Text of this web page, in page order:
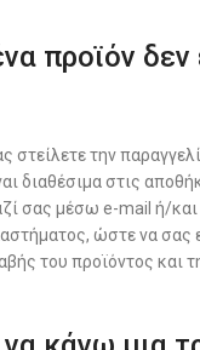
προϊόν δεν
στείλετε την
διαθέσιμα στις
σας μέσω e-mail ή/
ώστε να σας
του προϊόντος και